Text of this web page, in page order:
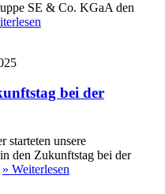
SE & Co. KGaA den
bei der
starteten unsere
den Zukunftstag bei der
» Weiterlesen